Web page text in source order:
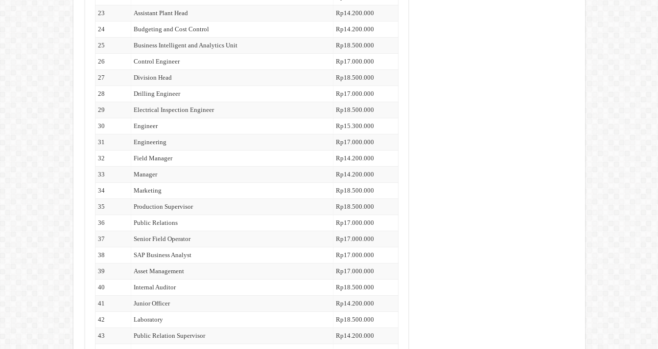
23 Assistant Plant Head Rp14.200.000
24 Budgeting and Cost Control Rp14.200.000
25 Business Intelligent and Analytics Unit Rp18.500.000
26 Control Engineer Rp17.000.000
27 Division Head Rp18.500.000
28 Drilling Engineer Rp17.000.000
29 Electrical Inspection Engineer Rp18.500.000
30 Engineer Rp15.300.000
31 Engineering Rp17.000.000
32 Field Manager Rp14.200.000
33 Manager Rp14.200.000
34 Marketing Rp18.500.000
35 Production Supervisor Rp18.500.000
36 Public Relations Rp17.000.000
37 Senior Field Operator Rp17.000.000
38 SAP Business Analyst Rp17.000.000
39 Asset Management Rp17.000.000
40 Internal Auditor Rp18.500.000
41 Junior Officer Rp14.200.000
42 Laboratory Rp18.500.000
43 Public Relation Supervisor Rp14.200.000